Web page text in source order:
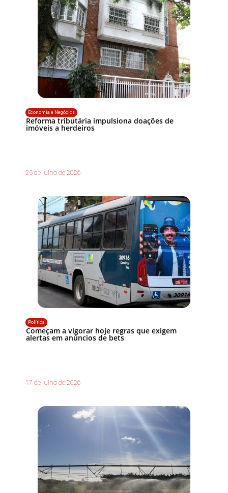
Economia e Negócios
Reforma tributária impulsiona doações de
imóveis a herdeiros
25 de julho de 2026
Política
Começam a vigorar hoje regras que exigem
alertas em anúncios de bets
17 de julho de 2026